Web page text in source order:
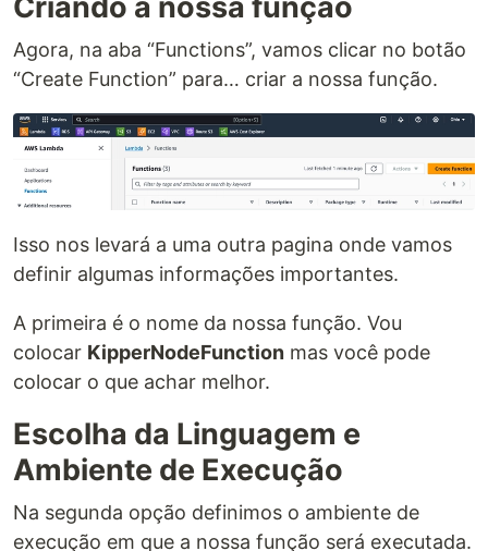
Agora, na aba “Functions”, vamos clicar no botão
“Create Function” para… criar a nossa função.
Isso nos levará a uma outra pagina onde vamos
definir algumas informações importantes.
A primeira é o nome da nossa função. Vou
colocar KipperNodeFunction mas você pode
colocar o que achar melhor.
Escolha da Linguagem e
Ambiente de Execução
Na segunda opção definimos o ambiente de
execução em que a nossa função será executada.